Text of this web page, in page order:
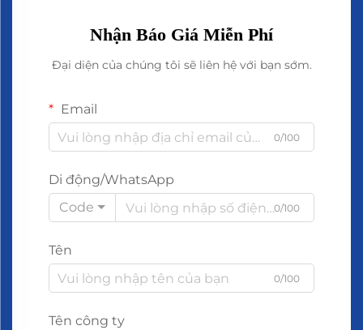
Nhận Báo Giá Miễn Phí
Đại diện của chúng tôi sẽ liên hệ với bạn sớm.
Email
0/100
Di động/WhatsApp
Code
0/100
Tên
0/100
Tên công ty